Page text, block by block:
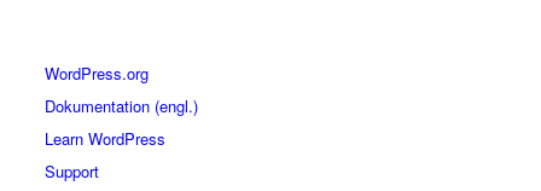
WordPress
WordPress.org
Dokumentation (engl.)
Learn WordPress
Support